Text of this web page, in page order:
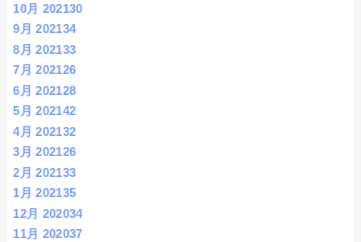
10月 202130
9月 202134
8月 202133
7月 202126
6月 202128
5月 202142
4月 202132
3月 202126
2月 202133
1月 202135
12月 202034
11月 202037